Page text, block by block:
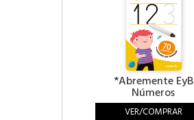
*Abremente EyB
Números
VER/COMPRAR